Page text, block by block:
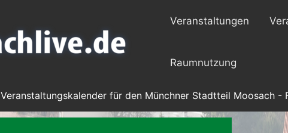
Veranstaltungen
Raumnutzung
Veranstaltungskalender für den Münchner Stadtteil Moosach